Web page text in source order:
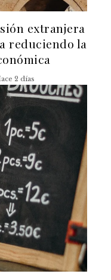
extranjera
reduciendo la
2 días